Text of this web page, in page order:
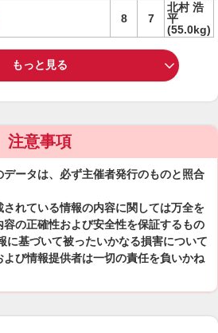
8 7
北村 浩
平
(55.0kg)
もっと見る
注意事項
ータは、必ず主催者発行のものと照合
れている情報の内容に関しては万全を
の正確性および安全性を保証するもの
に基づいて被ったいかなる損害について
び情報提供者は一切の責任を負いかね